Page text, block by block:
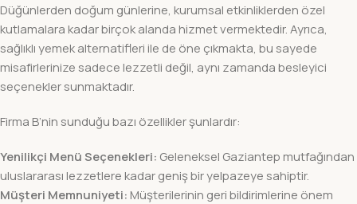
Düğünlerden doğum günlerine, kurumsal etkinliklerden özel
kutlamalara kadar birçok alanda hizmet vermektedir. Ayrıca,
sağlıklı yemek alternatifleri ile de öne çıkmakta, bu sayede
misafirlerinize sadece lezzetli değil, aynı zamanda besleyici
seçenekler sunmaktadır.
Firma B’nin sunduğu bazı özellikler şunlardır:
Yenilikçi Menü Seçenekleri: Geleneksel Gaziantep mutfağından
uluslararası lezzetlere kadar geniş bir yelpazeye sahiptir.
Müşteri Memnuniyeti: Müşterilerinin geri bildirimlerine önem